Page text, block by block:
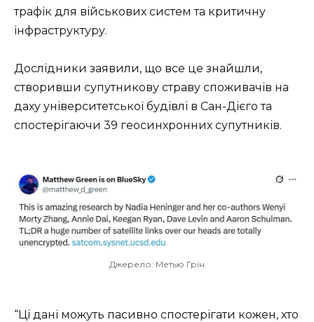
трафік для військових систем та критичну
інфраструктуру.
Дослідники заявили, що все це знайшли,
створивши супутникову страву споживачів на
даху університетської будівлі в Сан-Дієго та
спостерігаючи 39 геосинхронних супутників.
Джерело: Метью Грін
“Ці дані можуть пасивно спостерігати кожен, хто